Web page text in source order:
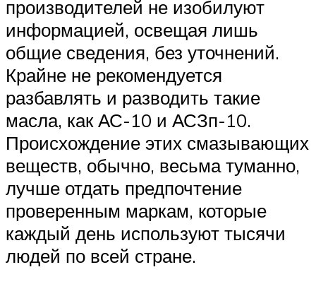
производителей не изобилуют
информацией, освещая лишь
общие сведения, без уточнений.
Крайне не рекомендуется
разбавлять и разводить такие
масла, как АС-10 и АСЗп-10.
Происхождение этих смазывающих
веществ, обычно, весьма туманно,
лучше отдать предпочтение
проверенным маркам, которые
каждый день используют тысячи
людей по всей стране.